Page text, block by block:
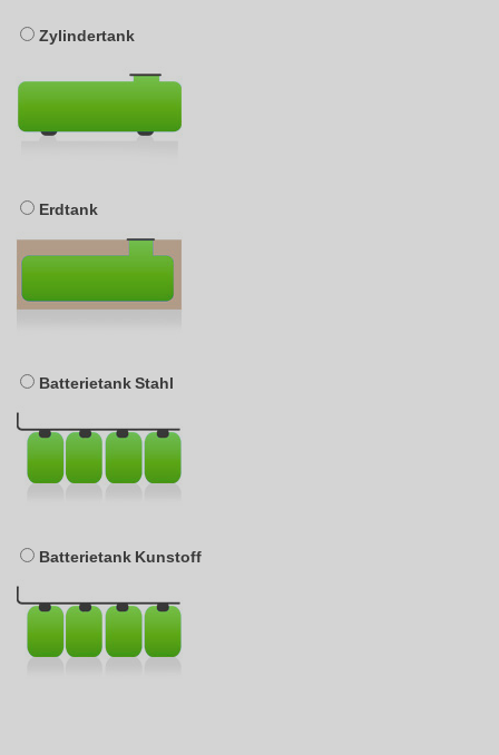
Zylindertank
Erdtank
Batterietank Stahl
Batterietank Kunstoff